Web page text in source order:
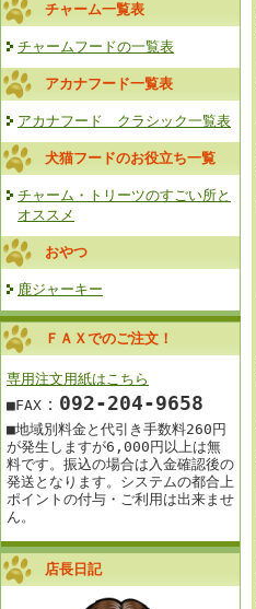
チャーム一覧表
チャームフードの一覧表
アカナフード一覧表
アカナフード クラシック一覧表
犬猫フードのお役立ち一覧
チャーム・トリーツのすごい所と
オススメ
おやつ
鹿ジャーキー
ＦＡＸでのご注文！
専用注文用紙はこちら
■FAX ： 092‐204-9658
■地域別料金と 代引き手数料260円
が発生しますが6,000円以上は無
料です。 振込の場合は入金確認後の
発送となります。 システムの都合上
ポイントの付与・ご利用は出来ませ
ん。
店長日記